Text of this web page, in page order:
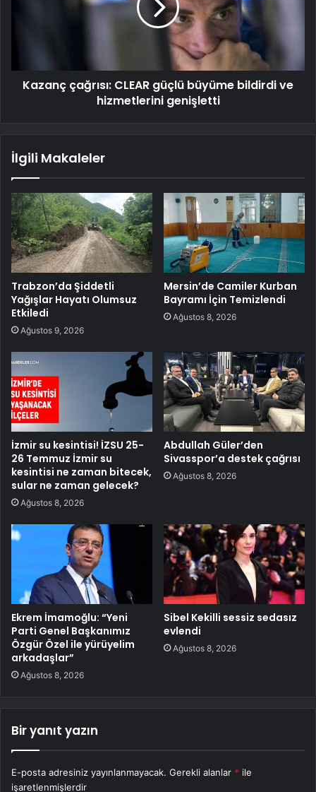
Kazanç çağrısı: CLEAR güçlü büyüme bildirdi ve
hizmetlerini genişletti
İlgili Makaleler
Trabzon’da Şiddetli
Yağışlar Hayatı Olumsuz
Etkiledi
Ağustos 9, 2026
Mersin’de Camiler Kurban
Bayramı İçin Temizlendi
Ağustos 8, 2026
İzmir su kesintisi! İZSU 25-
26 Temmuz İzmir su
kesintisi ne zaman bitecek,
sular ne zaman gelecek?
Ağustos 8, 2026
Abdullah Güler’den
Sivasspor’a destek çağrısı
Ağustos 8, 2026
Ekrem İmamoğlu: “Yeni
Parti Genel Başkanımız
Özgür Özel ile yürüyelim
arkadaşlar”
Ağustos 8, 2026
Sibel Kekilli sessiz sedasız
evlendi
Ağustos 8, 2026
Bir yanıt yazın
E-posta adresiniz yayınlanmayacak. Gerekli alanlar * ile
işaretlenmişlerdir